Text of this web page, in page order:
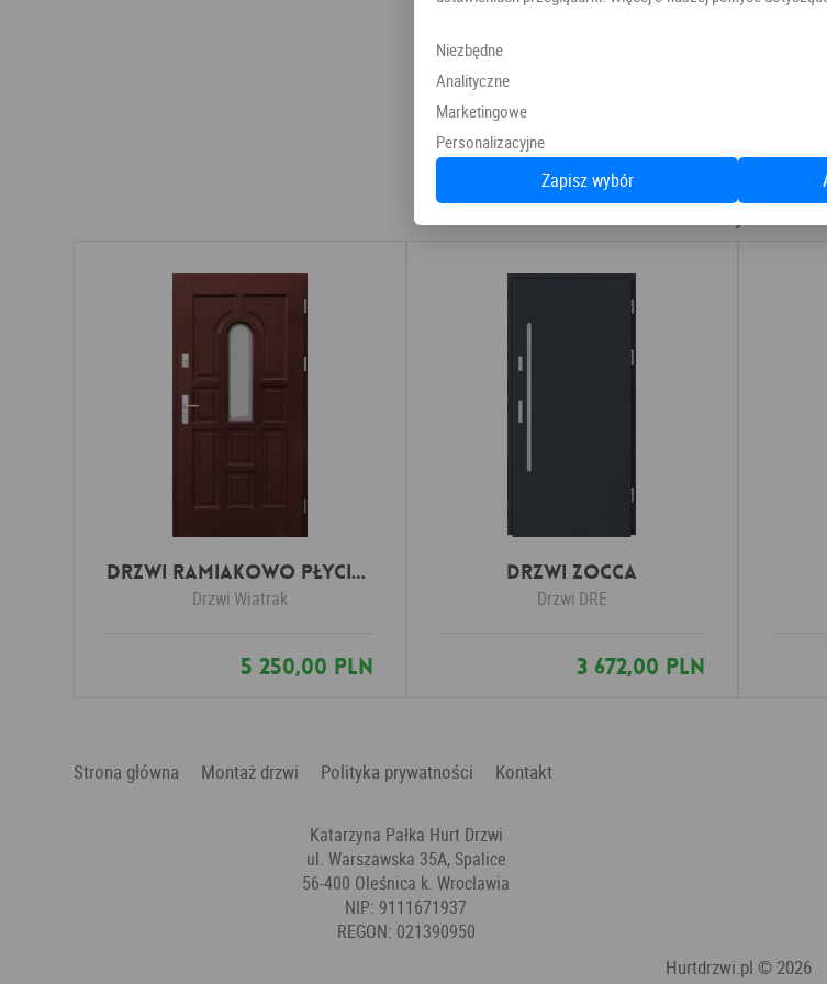
w
w
Polecamy również
Drzwi Ramiakowo płycinowe wzór 4b
Drzwi Wiatrak
5 250,00 PLN
Drzwi Zocca
Drzwi DRE
3 672,00 PLN
Strona główna Montaż drzwi Polityka prywatności Kontakt
Katarzyna Pałka Hurt Drzwi
ul. Warszawska 35A, Spalice
56-400 Oleśnica k. Wrocławia
NIP: 9111671937
REGON: 021390950
Hurtdrzwi.pl © 2026
Niezbędne
Analityczne
Marketingowe
Personalizacyjne
Zapisz wybór